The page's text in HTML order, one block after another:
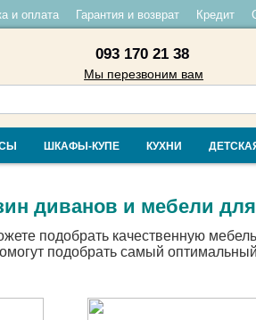
и оплата Гарантия и возврат Кредит
093 170 21 38
Мы перезвоним вам
ШКАФЫ-КУПЕ КУХНИ
диванов и мебели
подобрать качественную
подобрать самый